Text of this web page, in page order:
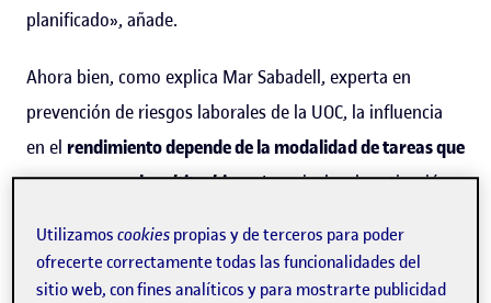
planificado», añade.
Ahora bien, como explica Mar Sabadell, experta en
prevención de riesgos laborales de la UOC, la influencia
en el rendimiento depende de la modalidad de tareas que
concurren en elmultitasking.«Los niveles de activación
estímulos tácticos o señales visuales o auditivas. La
multitarea será menos efectiva cuando las tareas
Utilizamoscookies propias y de terceros para poder
ofrecerte correctamente todas las funcionalidades del
sitio web, con fines analíticos y para mostrarte publicidad